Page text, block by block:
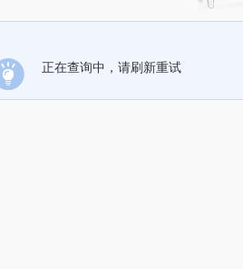
正在查询中，请刷新重试